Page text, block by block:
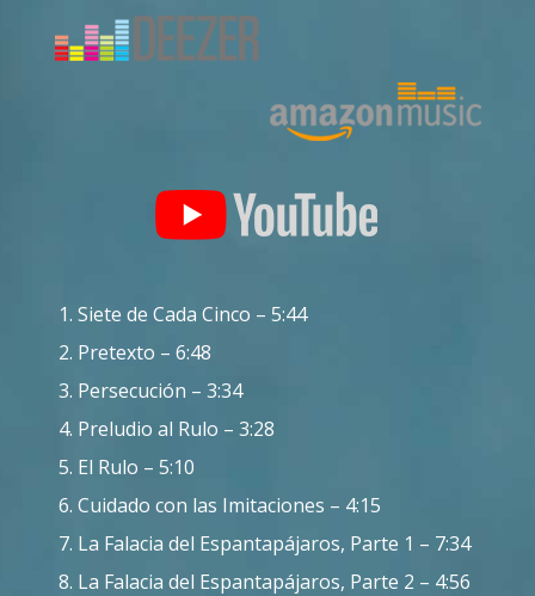
Siete de Cada Cinco – 5:44
Pretexto – 6:48
Persecución – 3:34
Preludio al Rulo – 3:28
El Rulo – 5:10
Cuidado con las Imitaciones – 4:15
La Falacia del Espantapájaros, Parte 1 – 7:34
La Falacia del Espantapájaros, Parte 2 – 4:56